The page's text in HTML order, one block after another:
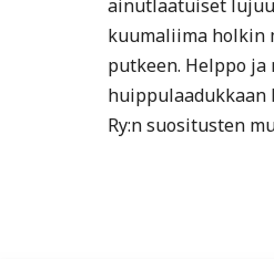
ainutlaatuiset
kuumaliima holkin
putkeen. Helppo ja
huippulaadukkaan
Ry:n suositusten